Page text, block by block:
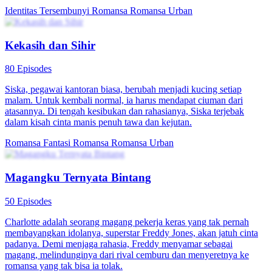
Identitas Tersembunyi Romansa Romansa Urban
Kekasih dan Sihir
80 Episodes
Siska, pegawai kantoran biasa, berubah menjadi kucing setiap
malam. Untuk kembali normal, ia harus mendapat ciuman dari
atasannya. Di tengah kesibukan dan rahasianya, Siska terjebak
dalam kisah cinta manis penuh tawa dan kejutan.
Romansa Fantasi Romansa Romansa Urban
Magangku Ternyata Bintang
50 Episodes
Charlotte adalah seorang magang pekerja keras yang tak pernah
membayangkan idolanya, superstar Freddy Jones, akan jatuh cinta
padanya. Demi menjaga rahasia, Freddy menyamar sebagai
magang, melindunginya dari rival cemburu dan menyeretnya ke
romansa yang tak bisa ia tolak.